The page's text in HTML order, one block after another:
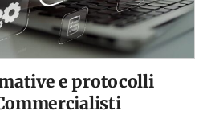
e protocolli